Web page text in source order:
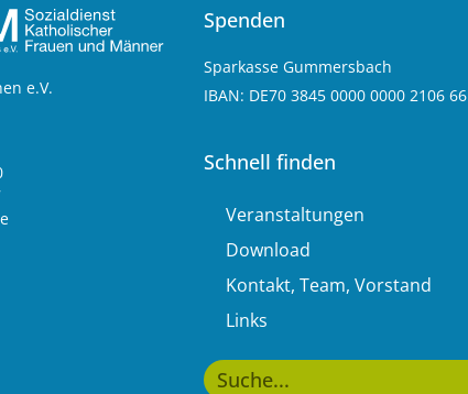
e.V.
Spenden
Sparkasse Gummersbach
IBAN: DE70 3845 0000 0000 2106 66
Schnell finden
Veranstaltungen
Download
Kontakt, Team, Vorstand
Links